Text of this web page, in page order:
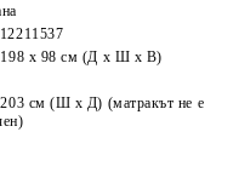
198 x 98 см (Д x Ш x В)
см (Ш x Д) (матракът не е